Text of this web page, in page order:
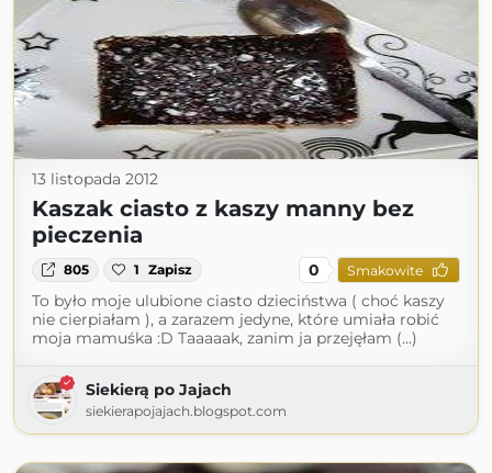
13 listopada 2012
Kaszak ciasto z kaszy manny bez
pieczenia
805 1 Zapisz 0 Smakowite
To było moje ulubione ciasto dzieciństwa ( choć kaszy
nie cierpiałam ), a zarazem jedyne, które umiała robić
moja mamuśka :D Taaaaak, zanim ja przejęłam (...)
Siekierą po Jajach
siekierapojajach.blogspot.com